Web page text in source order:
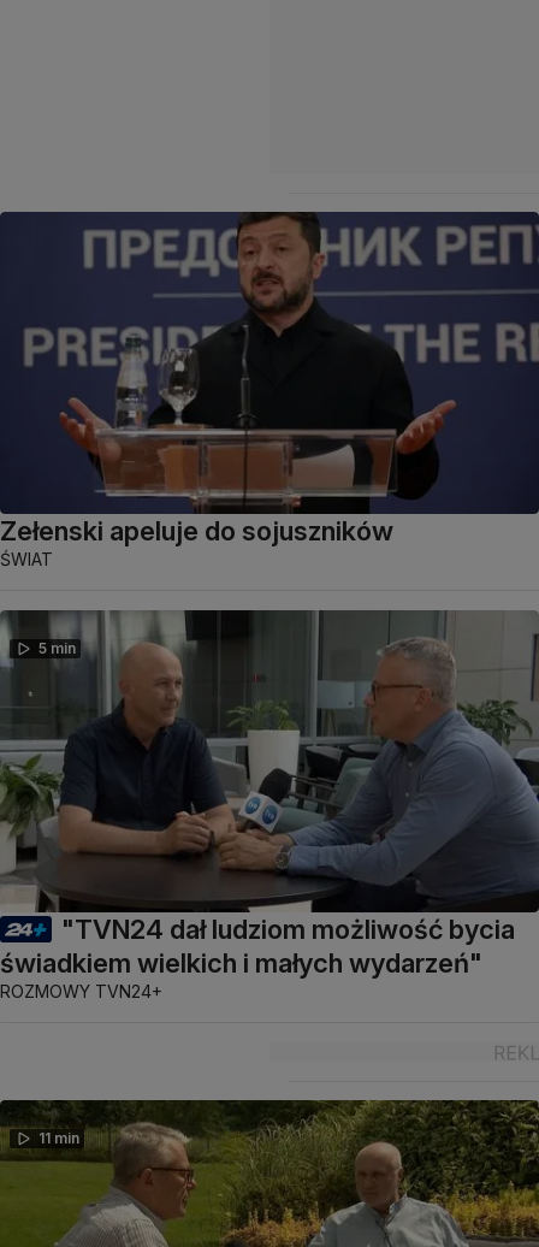
Zełenski apeluje do sojuszników
ŚWIAT
5 min
"TVN24 dał ludziom możliwość bycia
świadkiem wielkich i małych wydarzeń"
ROZMOWY TVN24+
11 min